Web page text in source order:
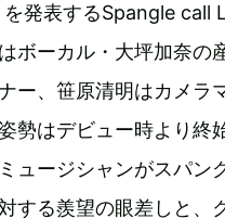
発表するSpangle call
ボーカル・大坪加奈の
ー、笹原清明はカメラ
勢はデビュー時より終
ュージシャンがスパン
する羨望の眼差しと、